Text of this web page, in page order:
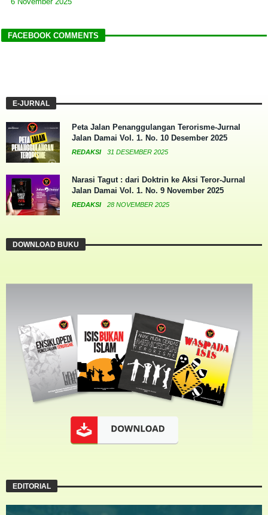
FACEBOOK COMMENTS
E-JURNAL
Peta Jalan Penanggulangan Terorisme-Jurnal
Jalan Damai Vol. 1. No. 10 Desember 2025
REDAKSI 31 DESEMBER 2025
Narasi Tagut : dari Doktrin ke Aksi Teror-Jurnal
Jalan Damai Vol. 1. No. 9 November 2025
REDAKSI 28 NOVEMBER 2025
DOWNLOAD BUKU
EDITORIAL